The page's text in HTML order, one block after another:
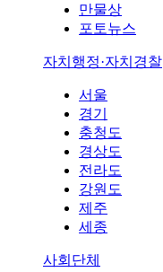
만물상
포토뉴스
자치행정·자치경찰
서울
경기
충청도
경상도
전라도
강원도
제주
세종
사회단체